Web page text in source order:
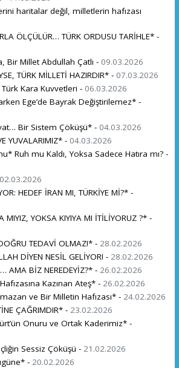
haritalar değil, milletlerin hafızası
ÖLÇÜLÜR… TÜRK ORDUSU TARİHLE* -
Bir Millet Abdullah Çatlı - 09.03.2026
TÜRK MİLLETİ HAZIRDIR* - 07.03.2026
Türk Kara Kuvvetleri - 06.03.2026
Ege’de Bayrak Değiştirilemez* -
Bir Sistem Çöküşü* - 04.03.2026
YUVALARIMIZ* - 04.03.2026
Ruh mu Kaldı, Yoksa Sadece Hatıra mı? -
02.03.2026
HEDEF İRAN MI, TÜRKİYE Mİ?* -
MIYIZ, YOKSA KIYIYA MI İTİLİYORUZ ?* -
TEDAVİ OLMAZ!* - 28.02.2026
DİYEN NESİL GELİYOR! - 28.02.2026
AMA BİZ NEREDEYİZ?* - 26.02.2026
Kazınan Ateş* - 26.02.2026
ve Bir Milletin Hafızası* - 24.02.2026
ÇAĞRIMDIR* - 23.02.2026
Onuru ve Ortak Kaderimiz* -
Sessiz Çöküşü - 21.02.2026
- 20.02.2026